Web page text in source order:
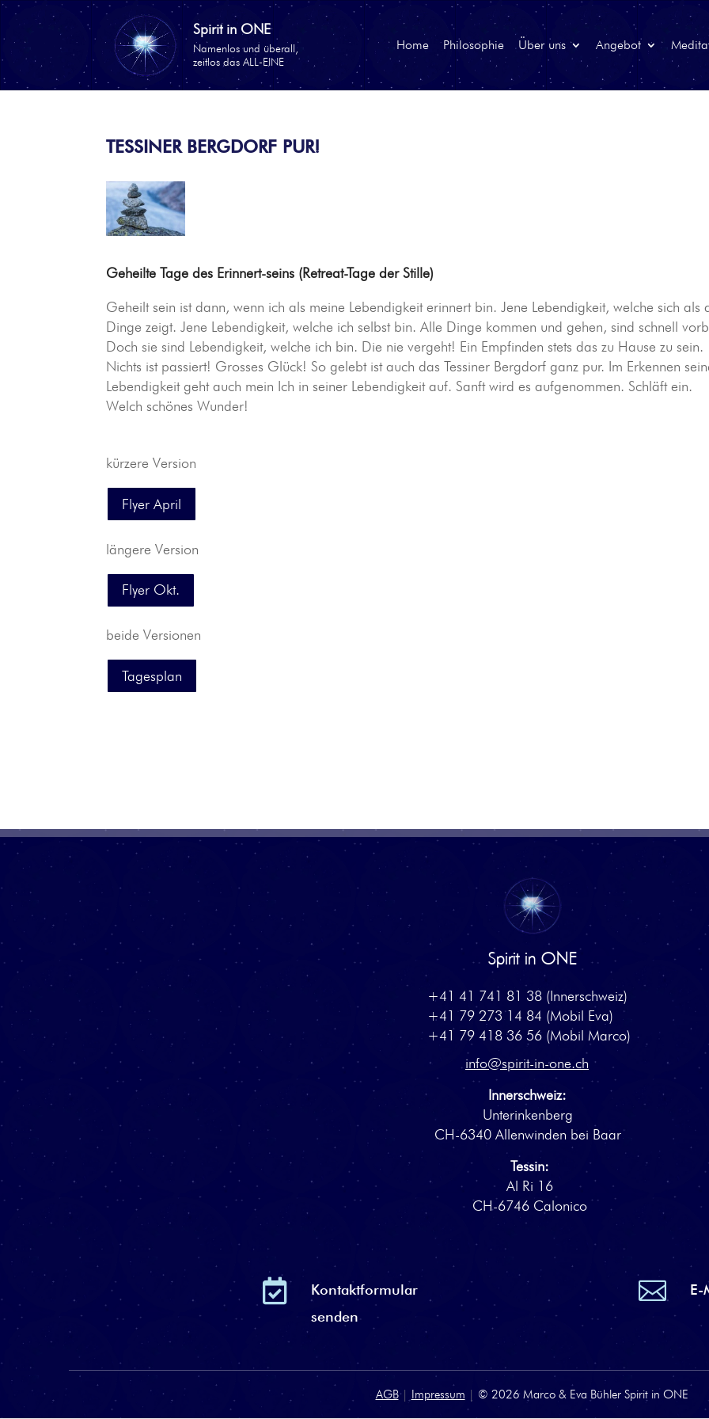
Home Philosophie Über uns Angebot
TESSINER BERGDORF PUR!
Geheilte Tage des Erinnert-seins (Retreat-Tage der Stille)
Geheilt sein ist dann, wenn ich als meine Lebendigkeit erinnert bin. Jene Lebendig­keit, wel­che sich als
Din­ge zeigt. Jene Leben­dig­keit, wel­che ich selbst bin. Alle Dinge kom­men und ge­hen, sind schnell
Doch sie sind Leben­dig­keit, wel­che ich bin. Die nie ver­geht! Ein Emp­fin­den stets das zu Hause zu sein.
Nichts ist pas­siert! Grosses Glück! So gelebt ist auch das Tessiner Bergdorf ganz pur. Im Er­ken­nen
Leben­dig­keit geht auch mein Ich in seiner Leben­dig­keit auf. Sanft wird es auf­ge­nom­men. Schläft ein.
Welch schönes Wunder!
kürzere Version
Flyer April
längere Version
Flyer Okt.
beide Versionen
Tagesplan
Spirit in ONE
+41 41 741 81 38 (Innerschweiz)
+41 79 273 14 84 (Mobil Eva)
+41 79 418 36 56 (Mobil Marco)
info@spirit-in-one.ch
Innerschweiz:
Unterinkenberg
CH-6340 Allenwinden bei Baar
Tessin:
Al Ri 16
CH-6746 Calonico

Kontaktformular
senden
 E-
AGB | Impressum | © 2026 Marco & Eva Bühler Spirit in ONE